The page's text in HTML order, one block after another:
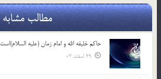
مطالب مشابه
حاکم خليفه الله و امام زمان (علیه السلام)است
29 اسفند 03